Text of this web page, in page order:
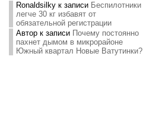
Ronaldsilkyк записи Беспилотники
легче 30 кг избавят от
обязательной регистрации
Авторк записи Почему постоянно
пахнет дымом в микрорайоне
Южный квартал Новые Ватутинки?